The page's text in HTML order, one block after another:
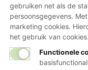
gebruiken net als de
persoonsgegevens.
marketing cookies.
het gebruik van cookies.
Functionele